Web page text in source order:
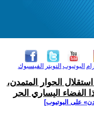
الفيسبوك التويتر اليوتيوب
الحوار المتمدن،
اليساري الحر
على اليوتيوب]